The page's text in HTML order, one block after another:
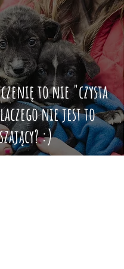
to nie "czysta
nie jest to
:)